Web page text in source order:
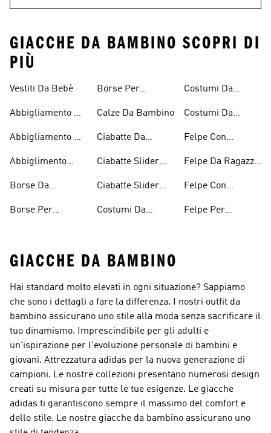
GIACCHE DA BAMBINO SCOPRI DI
PIÙ
Vestiti Da Bebè
Abbigliamento Da
Ragazze
Abbigliamento Da
Ragazzi
Abbiglimento
Bambini
Borse Da
Borse Per
Borse Per
Calze Da Bambino
Ciabatte Da
Ciabatte Slider
Ciabatte Slider
Costumi Da
Bambini
Costumi Da
Bambine E
Ragazze
Costumi Da
Ragazzo
Felpe Con
Bambini
Felpe Da Ragazza
Felpe Con
Ragazzi
Felpe Per
GIACCHE DA BAMBINO
Hai standard molto elevati in ogni situazione? Sappiamo
che sono i dettagli a fare la differenza. I nostri outfit da
bambino assicurano uno stile alla moda senza sacrificare il
tuo dinamismo. Imprescindibile per gli adulti e
un'ispirazione per l'evoluzione personale di bambini e
giovani. Attrezzatura adidas per la nuova generazione di
campioni. Le nostre collezioni presentano numerosi design
creati su misura per tutte le tue esigenze. Le giacche
adidas ti garantiscono sempre il massimo del comfort e
dello stile. Le nostre giacche da bambino assicurano uno